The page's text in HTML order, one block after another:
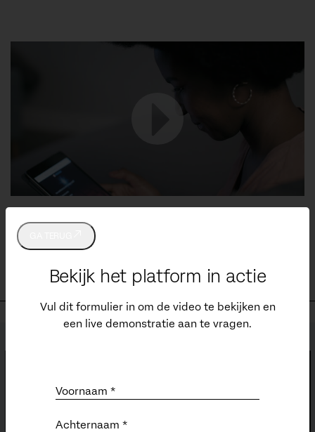
Fandango
Bekijk het platform in actie
Vul dit formulier in om de video te bekijken en
een live demonstratie aan te vragen.
Voornaam *
Achternaam *